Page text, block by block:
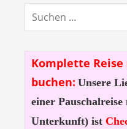
Komplette Reise
buchen: Unsere
einer
Unterkunft) ist